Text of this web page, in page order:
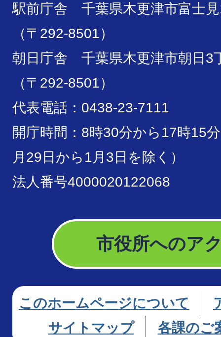
駅前庁舎 千葉県木更津市富士
（〒292-8501）
朝日庁舎 千葉県木更津市朝日3
（〒292-8501）
代表電話：0438-23-7111
開庁時間：8時30分から17時15
月29日から1月3日を除く）
法人番号4000020122068
市役所へのア
このホームページについて
サイトマップ
各課のご